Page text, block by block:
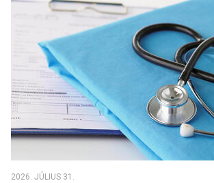
2026. JÚLIUS 31.